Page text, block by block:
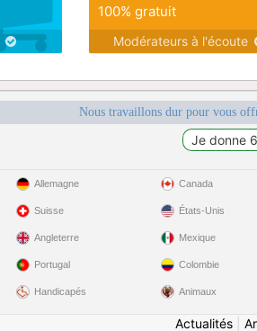
100% gratuit
Modérateurs à l'écoute
Nous travaillons dur pour vous
Allemagne
Suisse
Angleterre
Portugal
Handicapés
Canada
États-Unis
Mexique
Colombie
Animaux
Actualités|